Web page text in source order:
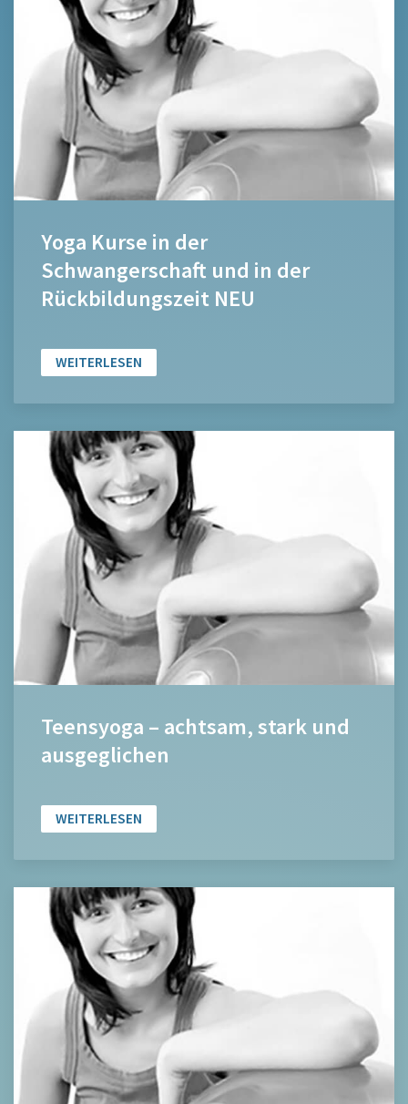
Yoga Kurse in der
Schwangerschaft und in der
Rückbildungszeit NEU
WEITERLESEN
Teensyoga – achtsam, stark und
ausgeglichen
WEITERLESEN